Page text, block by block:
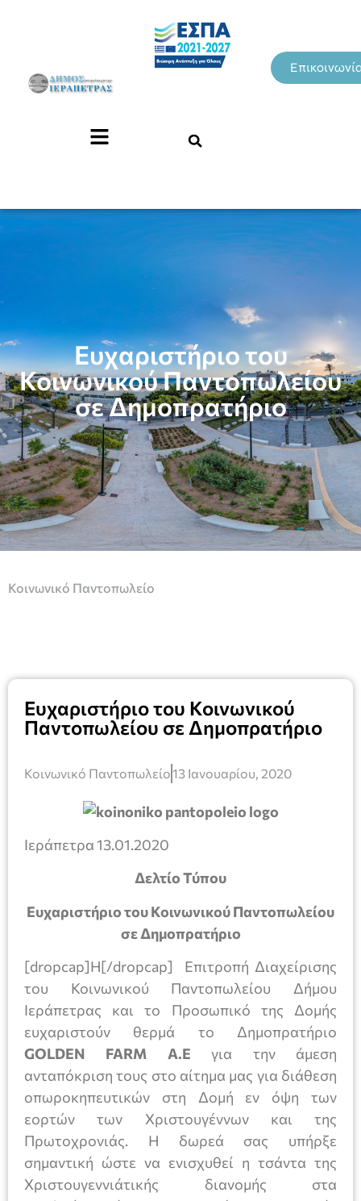
Ευχαριστήριο του
Κοινωνικού Παντοπωλείου
σε Δημοπρατήριο
Κοινωνικό Παντοπωλείο
Ευχαριστήριο του Κοινωνικού
Παντοπωλείου σε Δημοπρατήριο
Κοινωνικό Παντοπωλείο13 Ιανουαρίου, 2020
Ιεράπετρα 13.01.2020
Δελτίο Τύπου
Ευχαριστήριο του Κοινωνικού Παντοπωλείου
σε Δημοπρατήριο
[dropcap]Η[/dropcap] Επιτροπή Διαχείρισης
του Κοινωνικού Παντοπωλείου Δήμου
Ιεράπετρας και το Προσωπικό της Δομής
ευχαριστούν θερμά το Δημοπρατήριο
GOLDEN
FARM Α.Ε για την άμεση
ανταπόκριση τους στο αίτημα μας για διάθεση
οπωροκηπευτικών στη Δομή εν όψη των
εορτών των Χριστουγέννων και της
Πρωτοχρονιάς. Η δωρεά σας υπήρξε
σημαντική ώστε να ενισχυθεί η τσάντα της
Χριστουγεννιάτικής διανομής στα